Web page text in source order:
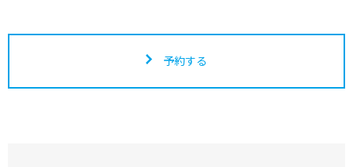
予約する